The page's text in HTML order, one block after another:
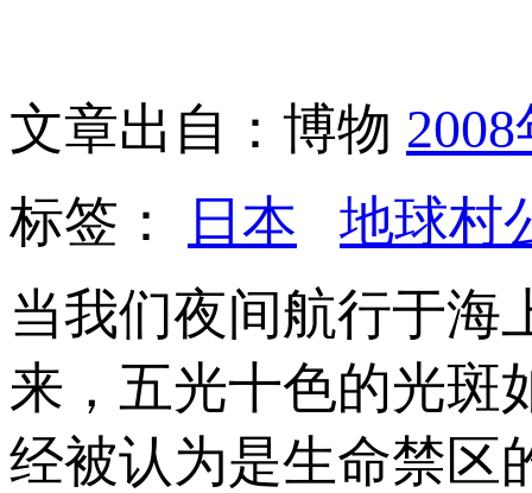
文章出自：博物
标签：
日本
地球村
当我们夜间航行于海
来，五光十色的光斑
经被认为是生命禁区